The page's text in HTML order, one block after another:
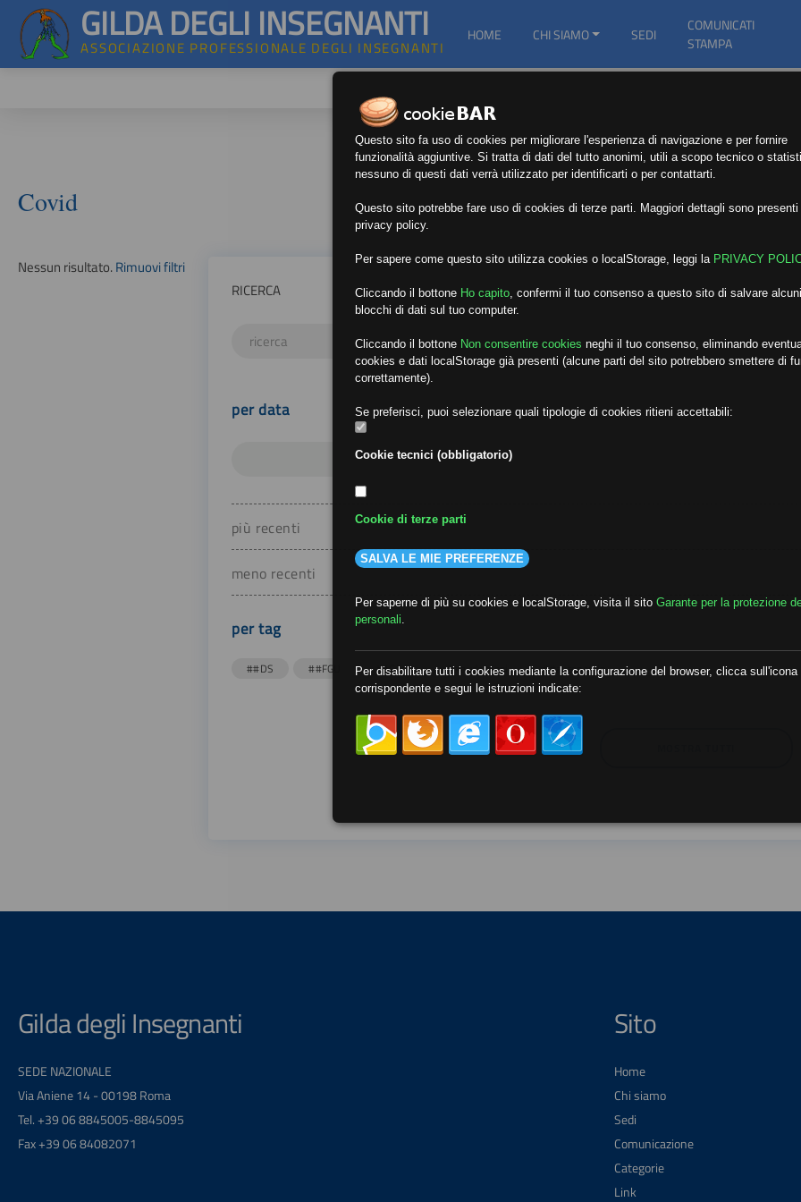
GILDA DEGLI INSEGNANTI
ASSOCIAZIONE PROFESSIONALE DEGLI INSEGNANTI
HOME CHI SIAMO SEDI
COMUNICATI
STAMPA
Covid
Nessun risultato.Rimuovi filtri
RICERCA
per data
più recenti
meno recenti
per tag
##DS ##FGU ##Gilda ##audoizioni ##autonomia
Gilda degli Insegnanti
SEDE NAZIONALE
Via Aniene 14 - 00198 Roma
Tel. +39 06 8845005-8845095
Fax +39 06 84082071
Sito
Home
Chi siamo
Sedi
Comunicazione
Categorie
Link
Questo sito fa uso di cookies per migliorare l'esperienza di navigazione e per fornire
funzionalità aggiuntive. Si tratta di dati del tutto anonimi, utili a scopo tecnico o
nessuno di questi dati verrà utilizzato per identificarti o per contattarti.
Questo sito potrebbe fare uso di cookies di terze parti. Maggiori dettagli sono
privacy policy.
Per sapere come questo sito utilizza cookies o localStorage, leggi la PRIVACY
Cliccando il bottone Ho capito confermi il tuo consenso a questo sito di salvare
blocchi di dati sul tuo computer.
Cliccando il bottone Non consentire cookies neghi il tuo consenso, eliminando
cookies e dati localStorage già presenti (alcune parti del sito potrebbero smettere di
correttamente).
Se preferisci, puoi selezionare quali tipologie di cookies ritieni accettabili:
Cookie tecnici (obbligatorio)
Cookie di terze parti
SALVA LE MIE PREFERENZE
Per saperne di più su cookies e localStorage, visita il sito Garante per la protezione
personali
Per disabilitare tutti i cookies mediante la configurazione del browser, clicca sull'icona
corrispondente e segui le istruzioni indicate: